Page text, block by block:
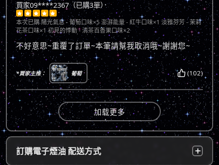
買家09****2367（已購3單）
    
本次已購陽光氣息 - 葡萄口味×5 澎湃能量 - 紅牛口味×1 淡雅芬芳 - 茉莉
花茶口味×1 初見的悸動 - 清茶百香果口味×2
不好意思~重覆了訂單~本筆請幫我取消哦~謝謝您~
*買家主推： 葡萄 (102)
加载更多
訂購電子煙油 配送方式